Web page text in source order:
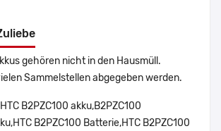
gehören nicht in den Hausmüll.
Sammelstellen abgegeben werden.
B2PZC100 akku,B2PZC100
B2PZC100 Batterie,HTC B2PZC100